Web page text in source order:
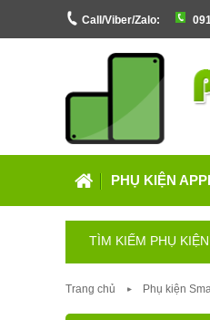
Call/Viber/Zalo:
PHỤ KIỆN
TÌM KIẾM PHỤ KIỆN
Trang chủ Phụ kiện